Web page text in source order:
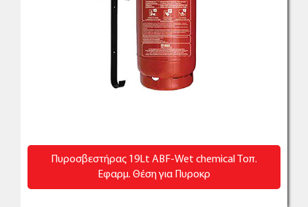
Πυροσβεστήρας 19Lt ABF-Wet chemical Τοπ.
Εφαρμ. Θέση για Πυροκρ